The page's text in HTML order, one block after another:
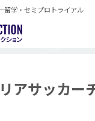
留学・セミプロトライアル
アサッカ